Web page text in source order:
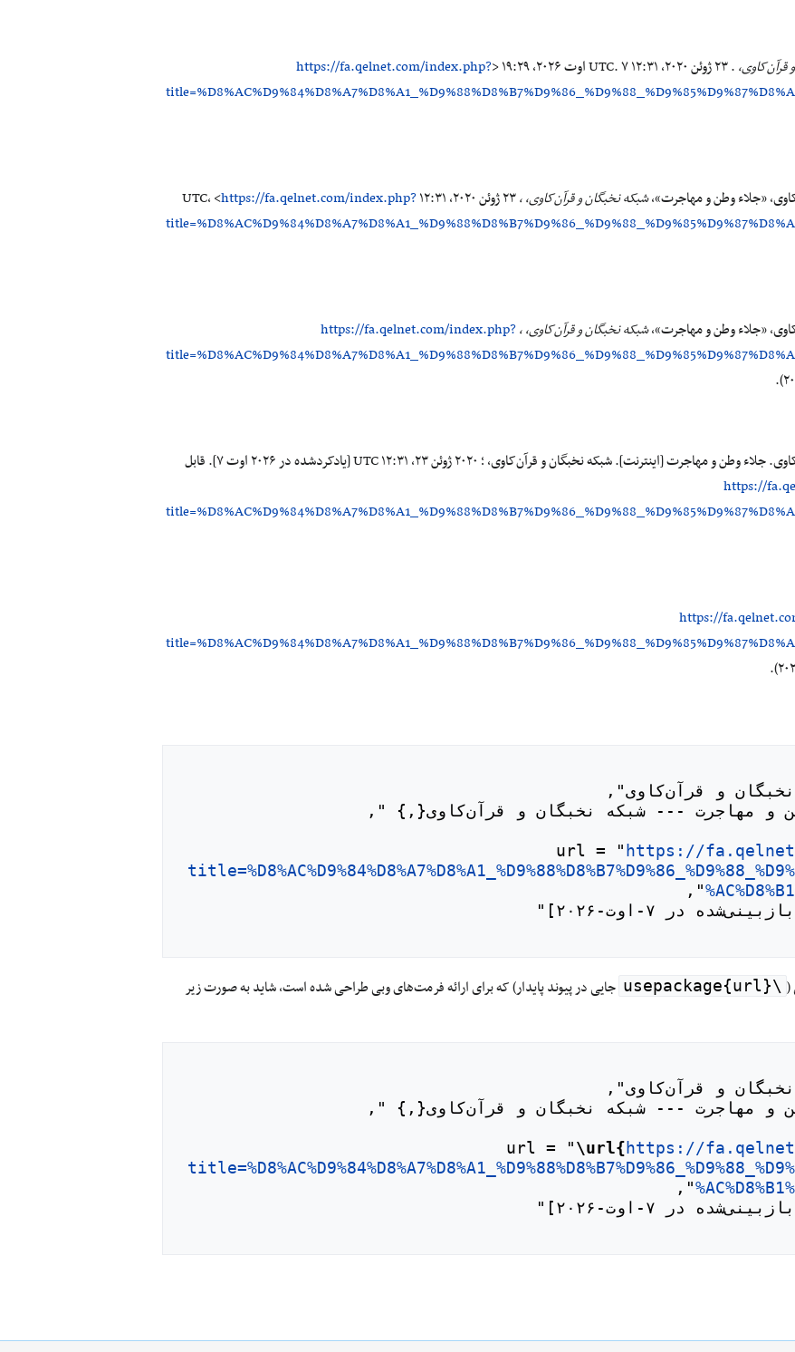
. ۲۳ ژوئن ۲۰۲۰، ‏۱۲:۳۱ UTC. ۷ اوت ۲۰۲۶، ‏۱۹:۲۹ <
https://fa.qelnet.com/index.php?
«جلاء وطن و مهاجرت»،شبکه نخبگان و قرآن‌کاوی، ،
https://fa.qelnet.com/index.php?
«جلاء وطن و مهاجرت»،شبکه نخبگان و قرآن‌کاوی، ،https://fa.qelnet.com/index.php?
مشارکت‌کنندگان شبکه نخبگان و قرآن‌کاوی. جلاء وطن و مهاجرت [اینترنت]. شبکه نخبگان و قرآن‌کاوی، ؛ ۲۰۲۰ ژوئن ۲۳، ‏۱۲:۳۱ UTC [یادکردشده در ۲۰۲۶ اوت ۷]. قابل
https://
https://
https://
(
\usepackage{url}
جایی در پیوند پایدار) که برای ارائه فرمت‌های وبی طراحی شده است، شاید به صورت زیر
\url{ https://